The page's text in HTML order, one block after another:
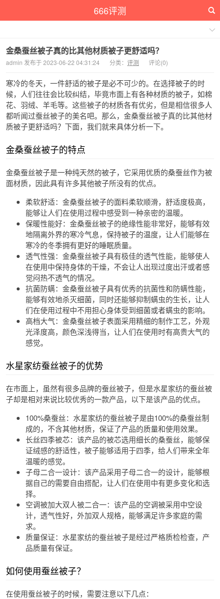
666评测
金桑蚕丝被子真的比其他材质被子更舒适吗？
admin 发布于 2023-06-22 04:31:24 分类： 评测 评论(0)
寒冷的冬天，一件舒适的被子是必不可少的。在选择被子的时
候，人们往往会比较纠结，毕竟市面上有各种材质的被子，如棉
花、羽绒、羊毛等。这些被子的材质各有优劣，但是相信很多人
都听闻过蚕丝被子的美名吧。那么，金桑蚕丝被子真的比其他材
质被子更舒适吗？下面，我们就来具体分析一下。
金桑蚕丝被子的特点
金桑蚕丝被子是一种纯天然的被子，它采用优质的桑蚕丝作为被
面材质，因此具有许多其他被子所没有的优点。
柔软舒适：金桑蚕丝被子的面料柔软顺滑，舒适度极高，
能够让人们在使用过程中感受到一种亲密的温暖。
保暖性能好：金桑蚕丝被子的绝缘性能非常好，能够有效
地隔离外界的寒冷气息，保持被子的温度，让人们能够在
寒冷的冬季拥有更好的睡眠质量。
透气性强：金桑蚕丝被子具有极佳的透气性能，能够使人
在使用中保持身体的干燥，不会让人出现过度出汗或者感
觉闷热不透气的情况。
抗菌防螨：金桑蚕丝被子具有优秀的抗菌性和防螨性能，
能够有效地杀灭细菌，同时还能够抑制螨虫的生长，让人
们在使用过程中不用担心身体受到细菌或者螨虫的影响。
高档大气：金桑蚕丝被子表面采用精细的制作工艺，外观
光泽度高，颜色深浅得当，让人们在使用时有高贵大气的
感觉。
水星家纺蚕丝被子的优势
在市面上，虽然有很多品牌的蚕丝被子，但是水星家纺的蚕丝被
子却是相对来说比较优秀的一款产品，以下是该产品的优点。
100%桑蚕丝：水星家纺的蚕丝被子是由100%的桑蚕丝制
成的，不含其他材质，保证了产品的质量和使用效果。
长丝四季被芯：该产品的被芯选用细长的桑蚕丝，能够保
证绒感的舒适性，被子能够适用于四季，给人们带来全年
温暖的感觉。
子母二合一设计：该产品采用子母二合一的设计，能够根
据自己的需要自由搭配，让人们在使用中有更多变化和选
择。
空调被加大双人被二合一：该产品的空调被采用中空设
计，透气性好，外加双人规格，能够满足许多家庭的需
求。
质量保证：水星家纺的蚕丝被子是经过严格质检检查，产
品质量有保证。
如何使用蚕丝被子？
在使用蚕丝被子的时候，需要注意以下几点：